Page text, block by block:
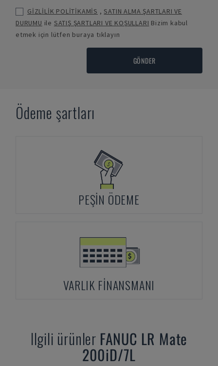
GİZLİLİK POLİTİKAMİS ,SATIN ALMA ŞARTLARI VE
DURUMU ile SATIŞ ŞARTLARI VE KOŞULLARI Bizim kabul
etmek için lütfen buraya tıklayın
GÖNDER
Ödeme şartları
PEŞIN ÖDEME
VARLIK FINANSMANI
Ilgili ürünler FANUC LR Mate
200iD/7L